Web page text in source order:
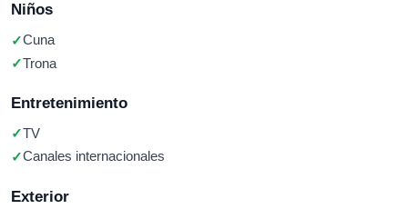
Niños
Cuna
Trona
Entretenimiento
TV
Canales internacionales
Exterior